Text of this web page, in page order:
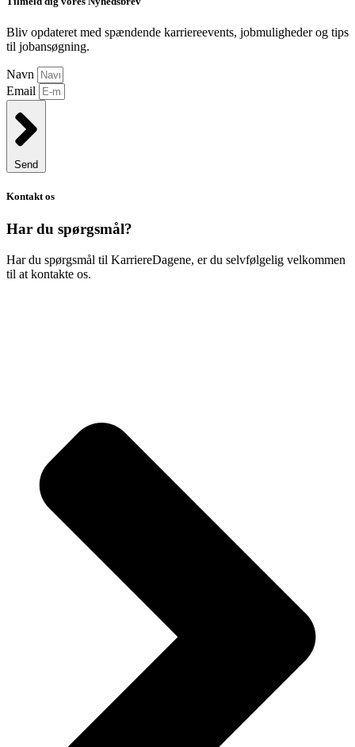
Bliv opdateret med spændende karriereevents, jobmuligheder og tips
til jobansøgning.
Navn
Email
Send
Kontakt os
Har du spørgsmål?
Har du spørgsmål til KarriereDagene, er du selvfølgelig velkommen
til at kontakte os.